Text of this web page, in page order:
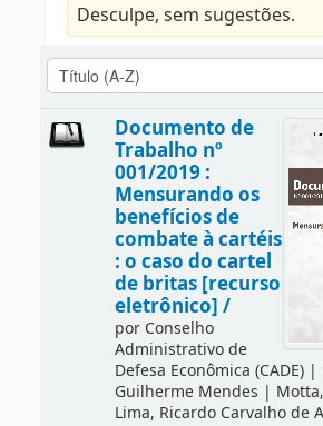
Desculpe, sem sugestões.
Documento de
Trabalho nº
001/2019 :
Mensurando os
benefícios de
combate à cartéis
: o caso do cartel
de britas [recurso
eletrônico] /
por Conselho
Administrativo de
Defesa Econômica (CADE)|
Guilherme Mendes |
Lima, Ricardo Carvalho de